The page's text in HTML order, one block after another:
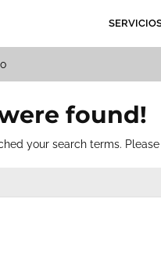
found!
your search terms.